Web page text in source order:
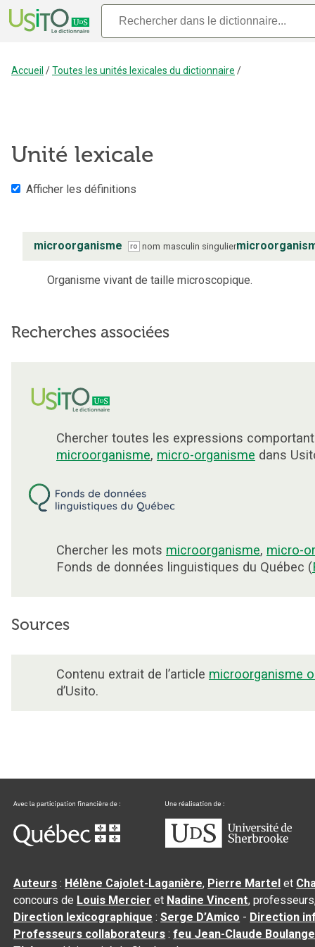
Accueil /Toutes les unités lexicales du dictionnaire /
Unité lexicale
Afficher les définitions
microorganisme ro nom masculin singulier
Organisme vivant de taille microscopique.
Recherches associées
Chercher toutes les expressions
microorganisme, micro-organisme dans
Chercher les mots microorganisme, micro-
Fonds de données linguistiques du Québec (
Sources
Contenu extrait de l’article microorganisme
d’Usito.
Auteurs : Hélène Cajolet-Laganière, Pierre Martel et
concours de Louis Mercier et Nadine Vincent,
Direction lexicographique :Serge D’Amico - Direction
Professeurs collaborateurs :feu Jean-Claude